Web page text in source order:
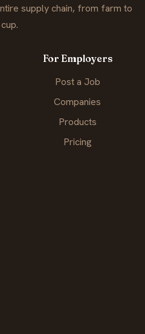
supply chain, from farm to
cup.
For Employers
Post a Job
Companies
Products
Pricing